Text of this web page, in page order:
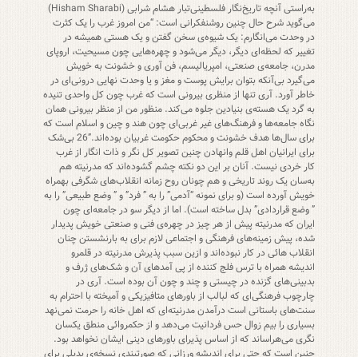
به‌راستی آنچه تاریخ‌نگار فلسطینی‌تبار هشام شرابی (Hisham Sharabi)
می‌گوید شرح حال چنین روشنفکرانی است: “من امروز غرب را یک کثرت
در وحدت می‌انگارم: یک شیوه‌ی سخن گفتن و یک هستی همیشه در
تغییر که لحظه‌ای دیگر، دیگر می‌شود و چهره‌هایی چون مسیحیت، اروپای
مدرن، جامعه‌ی صنعتی، امپریالیسم، فن آوری و خشونت به خویش
می‌گیرد بی‌آنکه بتوان برایش پوست و مغز و یا وحدت نهایی درونی‌ای در
خاطر آورد. آری تنها از منظری بیرونی است که غرب چون کل واحدی تنیده
به گرد یک هسته‌ی بنیادین جلوه می‌کند. منظور من از منظر بیرونی همان
نگاه جامعه‌ها و فرهنگ‌های غیر غربی‌ای چون هند و چین و اسلام است که
برای سال‌ها هدف خشونت و محکوم حکومت غربیان بوده‌اند.”26 بی‌شک
برای ایرانیان اهل قلم وانهادن چنین تصویر کل نگر و ذات انگار از غرب
کار خردی نیست. آنان بر این دو نکته چشم گشوده‌اند که مدرنیته هم
به‌سان یک روند تاریخی و هم چونان روح زمانه انقلاب‌های شگرفی بهمراه
خویش آورده است (و برای نمونه “آدمی” را به ” فرد” و ” وضع طبیعی” را به
” وضع قراردادی” بدل ساخته است). اما از دیگر سو در جامعه‌ای چون
ایران که مدرنیته پیش از هر چیز در چهره‌ی فنی و صنعتی خویش پدیدار
شده، پیش زمینه‌های فرهنگی و اجتماعی لازم برای به بارنشستن چنان
انقلاب هائی در کار نبوده‌اند و ازین سبب پذیرش مدرنیته در قلمرو
اندیشه همراه با ترس فلج کننده از پی آمدهای آن و شک‌های ژرف و
بدبینی‌های گزنده در چیستی و چند و چون آن بوده است. آری در
چارچوب فرهنگی‌ای که لبالب از باورهای متافیزیکی و آمیخته با احترام به
سنت‌های باستانی است درآمدن مدرنیته‌ای که اهل خانه را حرمت نمی‌نهد
بسیاری را بیم زوال حس فردانیت می‌دهد و از حکمروائی منطق یکسان
نگری می‌هراساند که از اساس پذیرای باورهای دینی ایشان نخواهد بود.
چنین است که حتی برای اندیشه ورزانی که صورتبندی نسخه‌ی بدیلی برای